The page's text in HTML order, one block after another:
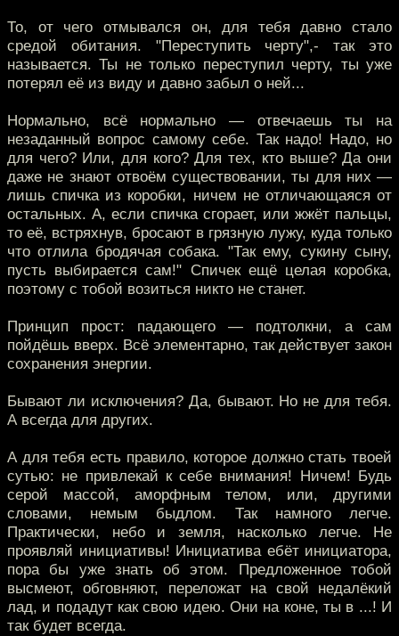
То, от чего отмывался он, для тебя давно стало
средой обитания. "Переступить черту",- так это
называется. Ты не только переступил черту, ты уже
потерял её из виду и давно забыл о ней...
Нормально, всё нормально — отвечаешь ты на
незаданный вопрос самому себе. Так надо! Надо, но
для чего? Или, для кого? Для тех, кто выше? Да они
даже не знают отвоём существовании, ты для них —
лишь спичка из коробки, ничем не отличающаяся от
остальных. А, если спичка сгорает, или жжёт пальцы,
то её, встряхнув, бросают в грязную лужу, куда только
что отлила бродячая собака. "Так ему, сукину сыну,
пусть выбирается сам!" Спичек ещё целая коробка,
поэтому с тобой возиться никто не станет.
Принцип прост: падающего — подтолкни, а сам
пойдёшь вверх. Всё элементарно, так действует закон
сохранения энергии.
Бывают ли исключения? Да, бывают. Но не для тебя.
А всегда для других.
А для тебя есть правило, которое должно стать твоей
сутью: не привлекай к себе внимания! Ничем! Будь
серой массой, аморфным телом, или, другими
словами, немым быдлом. Так намного легче.
Практически, небо и земля, насколько легче. Не
проявляй инициативы! Инициатива ебёт инициатора,
пора бы уже знать об этом. Предложенное тобой
высмеют, обговняют, переложат на свой недалёкий
лад, и подадут как свою идею. Они на коне, ты в ...! И
так будет всегда.